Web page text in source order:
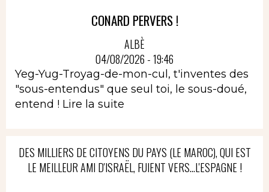
CONARD PERVERS !
ALBÈ
04/08/2026 - 19:46
Yeg-Yug-Troyag-de-mon-cul, t'inventes des
"sous-entendus" que seul toi, le sous-doué,
entend ! Lire la suite
DES MILLIERS DE CITOYENS DU PAYS (LE MAROC), QUI EST
LE MEILLEUR AMI D'ISRAËL, FUIENT VERS...L'ESPAGNE !